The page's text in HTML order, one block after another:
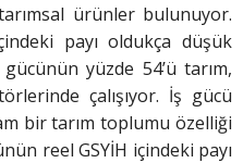
ürünler bulunuyor.
payı oldukça düşük
yüzde 54’ü tarım,
çalışıyor. İş gücü
bir tarım toplumu özelliği
reel GSYİH içindeki payı